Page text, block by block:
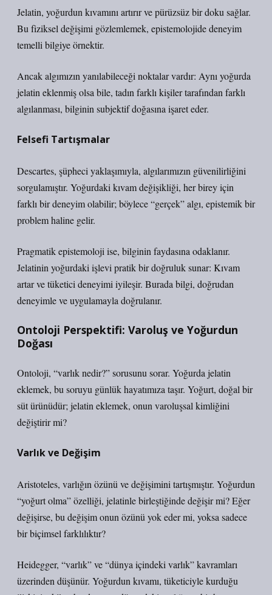
Jelatin, yoğurdun kıvamını artırır ve pürüzsüz bir doku sağlar.
Bu fiziksel değişimi gözlemlemek, epistemolojide deneyim
temelli bilgiye örnektir.
Ancak algımızın yanılabileceği noktalar vardır: Aynı yoğurda
jelatin eklenmiş olsa bile, tadın farklı kişiler tarafından farklı
algılanması, bilginin subjektif doğasına işaret eder.
Felsefi Tartışmalar
Descartes, şüpheci yaklaşımıyla, algılarımızın güvenilirliğini
sorgulamıştır. Yoğurdaki kıvam değişikliği, her birey için
farklı bir deneyim olabilir; böylece “gerçek” algı, epistemik bir
problem haline gelir.
Pragmatik epistemoloji ise, bilginin faydasına odaklanır.
Jelatinin yoğurdaki işlevi pratik bir doğruluk sunar: Kıvam
artar ve tüketici deneyimi iyileşir. Burada bilgi, doğrudan
deneyimle ve uygulamayla doğrulanır.
Ontoloji Perspektifi: Varoluş ve Yoğurdun
Doğası
Ontoloji, “varlık nedir?” sorusunu sorar. Yoğurda jelatin
eklemek, bu soruyu günlük hayatımıza taşır. Yoğurt, doğal bir
süt ürünüdür; jelatin eklemek, onun varoluşsal kimliğini
değiştirir mi?
Varlık ve Değişim
Aristoteles, varlığın özünü ve değişimini tartışmıştır. Yoğurdun
“yoğurt olma” özelliği, jelatinle birleştiğinde değişir mi? Eğer
değişirse, bu değişim onun özünü yok eder mi, yoksa sadece
bir biçimsel farklılıktır?
Heidegger, “varlık” ve “dünya içindeki varlık” kavramları
üzerinden düşünür. Yoğurdun kıvamı, tüketiciyle kurduğu